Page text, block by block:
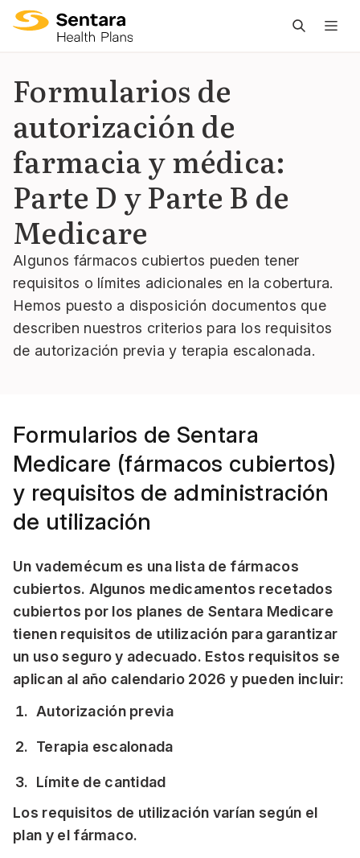
Formularios de
autorización de
farmacia y médica:
Parte D y Parte B de
Medicare
Algunos fármacos cubiertos pueden tener
requisitos o límites adicionales en la cobertura.
Hemos puesto a disposición documentos que
describen nuestros criterios para los requisitos
de autorización previa y terapia escalonada.
Formularios de Sentara
Medicare (fármacos cubiertos)
y requisitos de administración
de utilización
Un vademécum es una lista de fármacos
cubiertos. Algunos medicamentos recetados
cubiertos por los planes de Sentara Medicare
tienen requisitos de utilización para garantizar
un uso seguro y adecuado. Estos requisitos se
aplican al año calendario 2026 y pueden incluir:
Autorización previa
Terapia escalonada
Límite de cantidad
Los requisitos de utilización varían según el
plan y el fármaco.